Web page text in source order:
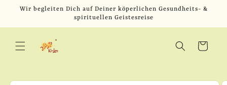
zum
Wir begleiten Dich auf Deiner köperlichen Gesundheits- &
spirituellen Geistesreise
Warenkorb